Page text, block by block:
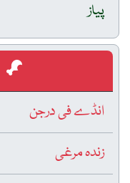
پیاز
انڈے فی درجن
زندہ مرغی